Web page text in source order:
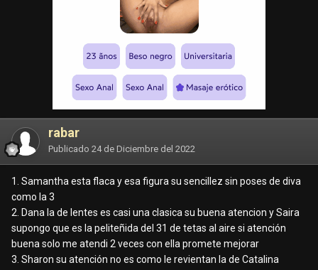
rabar
Publicado 24 de Diciembre del 2022
1. Samantha esta flaca y esa figura su sencillez sin poses de diva
como la 3
2. Dana la de lentes es casi una clasica su buena atencion y Saira
supongo que es la peliteñida del 31 de tetas al aire si atención
buena solo me atendi 2 veces con ella promete mejorar
3. Sharon su atención no es como le revientan la de Catalina